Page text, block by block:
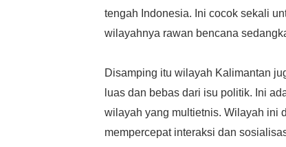
tengah Indonesia. Ini cocok sekali
wilayahnya rawan bencana
Disamping itu wilayah Kalimantan
luas dan bebas dari isu politik. Ini
wilayah yang multietnis. Wilayah ini
mempercepat interaksi dan